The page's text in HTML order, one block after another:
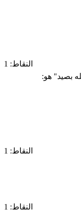
النقاط: 1
بصيد" هو:
النقاط: 1
النقاط: 1